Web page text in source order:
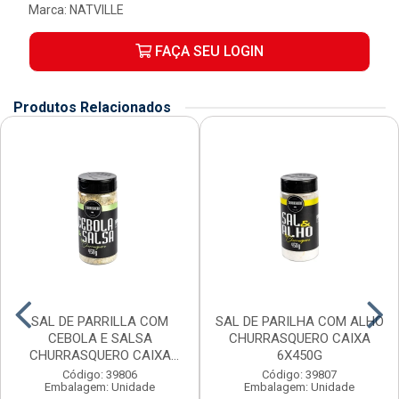
Marca: NATVILLE
FAÇA SEU LOGIN
Produtos Relacionados
SAL DE PARRILLA COM
CEBOLA E SALSA
CHURRASQUERO CAIXA
6X450G
Código: 39806
Embalagem: Unidade
SAL DE PARILHA COM ALHO
CHURRASQUERO CAIXA
6X450G
Código: 39807
Embalagem: Unidade